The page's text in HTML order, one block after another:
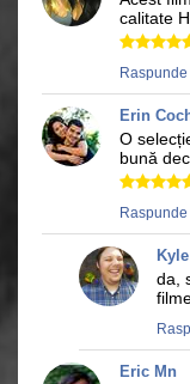
calitate
Raspunde
Erin
O
bună
Raspunde
da,
Eric Mn